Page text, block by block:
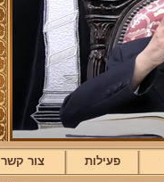
פעילות צור קשר